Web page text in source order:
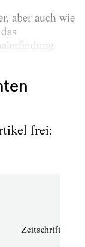
aber auch wie
frei:
Zeitschriften